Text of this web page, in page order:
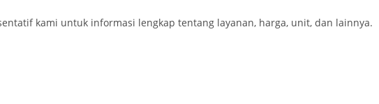
kami untuk informasi lengkap tentang layanan, harga, unit, dan lainnya.